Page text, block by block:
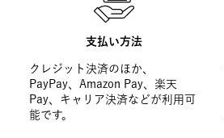
支払い方法
クレジット決済のほか、
PayPay、Amazon Pay、楽天
Pay、キャリア決済などが利用可
能です。